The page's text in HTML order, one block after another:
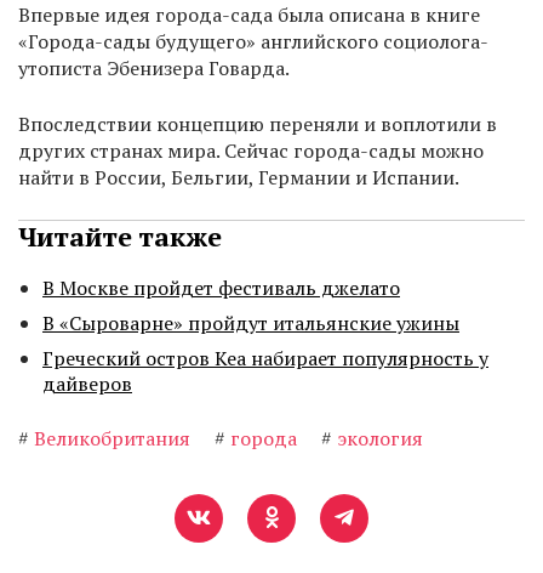
Впервые идея города-сада была описана в книге
«Города-сады будущего» английского социолога-
утописта Эбенизера Говарда.
Впоследствии концепцию переняли и воплотили в
других странах мира. Сейчас города-сады можно
найти в России, Бельгии, Германии и Испании.
Читайте также
В Москве пройдет фестиваль джелато
В «Сыроварне» пройдут итальянские ужины
Греческий остров Кеа набирает популярность у
дайверов
# Великобритания # города # экология